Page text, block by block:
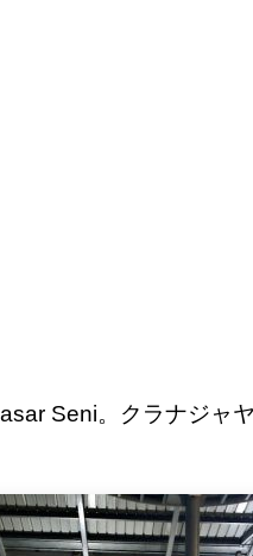
Seni。クラナジャ